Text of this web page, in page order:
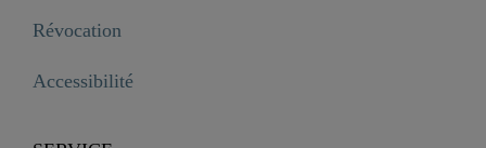
Révocation
Accessibilité